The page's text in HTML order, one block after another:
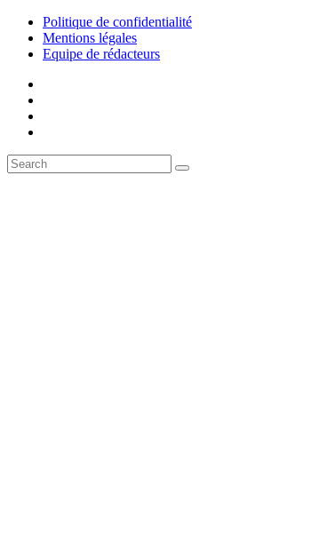
Politique de confidentialité
Mentions légales
Equipe de rédacteurs